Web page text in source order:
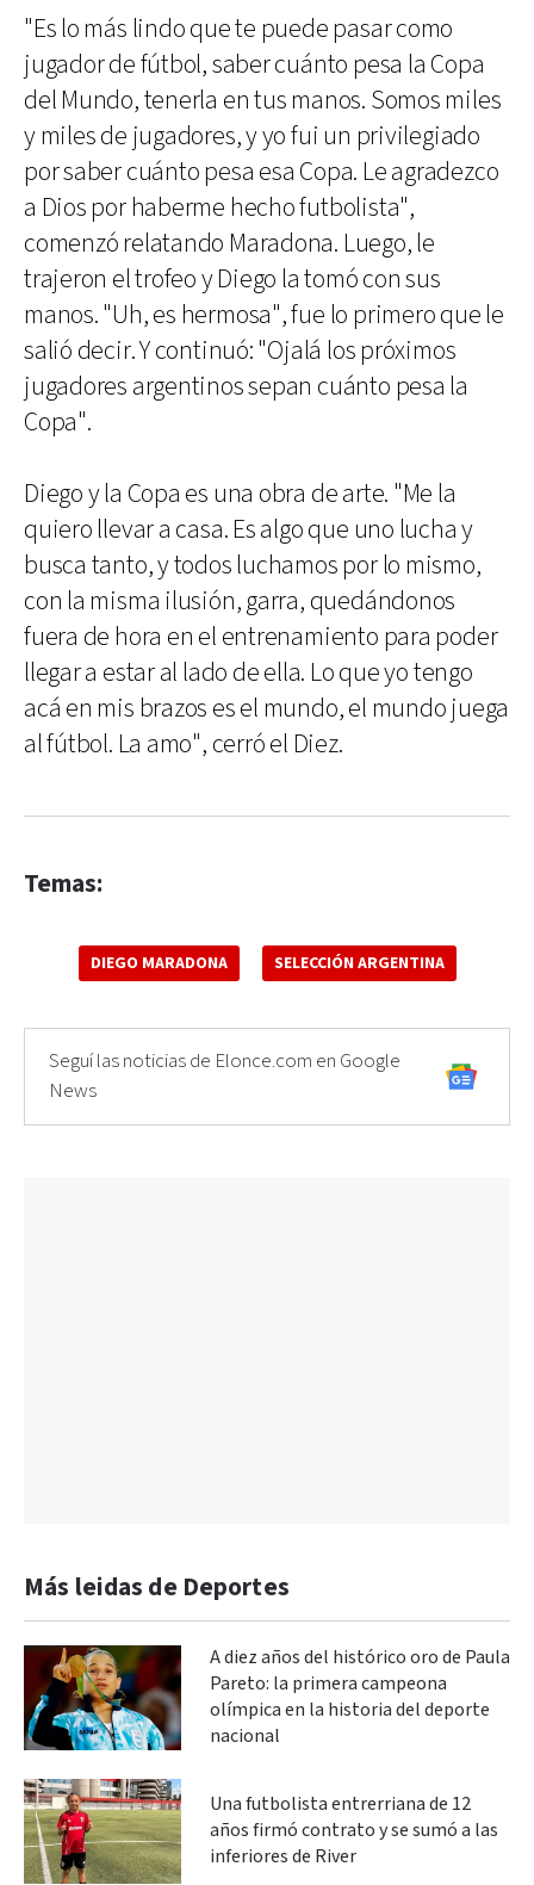
"Es lo más lindo que te puede pasar como
jugador de fútbol, saber cuánto pesa la Copa
del Mundo, tenerla en tus manos. Somos miles
y miles de jugadores, y yo fui un privilegiado
por saber cuánto pesa esa Copa. Le agradezco
a Dios por haberme hecho futbolista",
comenzó relatando Maradona. Luego, le
trajeron el trofeo y Diego la tomó con sus
manos. "Uh, es hermosa", fue lo primero que le
salió decir. Y continuó: "Ojalá los próximos
jugadores argentinos sepan cuánto pesa la
Copa".
Diego y la Copa es una obra de arte. "Me la
quiero llevar a casa. Es algo que uno lucha y
busca tanto, y todos luchamos por lo mismo,
con la misma ilusión, garra, quedándonos
fuera de hora en el entrenamiento para poder
llegar a estar al lado de ella. Lo que yo tengo
acá en mis brazos es el mundo, el mundo juega
al fútbol. La amo", cerró el Diez.
Temas:
DIEGO MARADONA SELECCIÓN ARGENTINA
Seguí las noticias de Elonce.com en Google
News
Más leidas de Deportes
A diez años del histórico oro de Paula
Pareto: la primera campeona
olímpica en la historia del deporte
nacional
Una futbolista entrerriana de 12
años firmó contrato y se sumó a las
inferiores de River